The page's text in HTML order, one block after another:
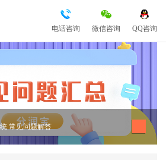
QQ咨询
微信咨询
电话咨询
常见问题解答